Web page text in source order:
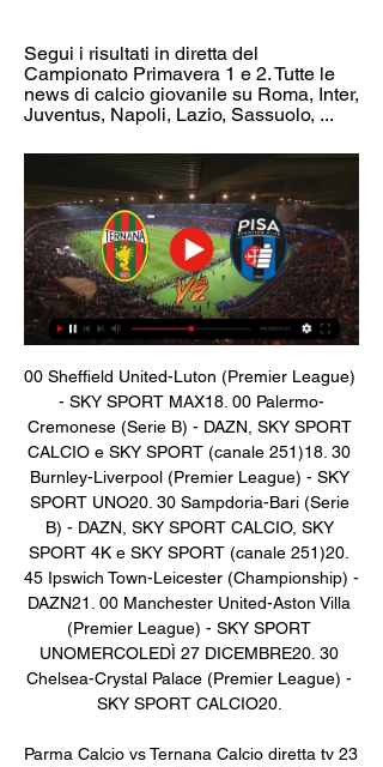
Segui i risultati in diretta del
Campionato Primavera 1 e 2. Tutte le
news di calcio giovanile su Roma, Inter,
Juventus, Napoli, Lazio, Sassuolo, ...
00 Sheffield United-Luton (Premier League)
- SKY SPORT MAX18. 00 Palermo-
Cremonese (Serie B) - DAZN, SKY SPORT
CALCIO e SKY SPORT (canale 251)18. 30
Burnley-Liverpool (Premier League) - SKY
SPORT UNO20. 30 Sampdoria-Bari (Serie
B) - DAZN, SKY SPORT CALCIO, SKY
SPORT 4K e SKY SPORT (canale 251)20.
45 Ipswich Town-Leicester (Championship) -
DAZN21. 00 Manchester United-Aston Villa
(Premier League) - SKY SPORT
UNOMERCOLEDÌ 27 DICEMBRE20. 30
Chelsea-Crystal Palace (Premier League) -
SKY SPORT CALCIO20.
Parma Calcio vs Ternana Calcio diretta tv 23